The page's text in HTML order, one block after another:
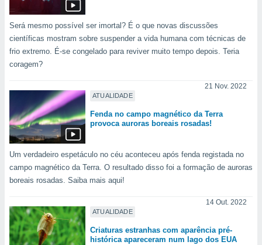
1199
Será mesmo possível ser imortal? É o que novas discussões
científicas mostram sobre suspender a vida humana com técnicas de
frio extremo. É-se congelado para reviver muito tempo depois. Teria
coragem?
ATUALIDADE
21 Nov. 2022
Fenda no campo magnético da Terra
provoca auroras boreais rosadas!
Um verdadeiro espetáculo no céu aconteceu após fenda registada no
campo magnético da Terra. O resultado disso foi a formação de auroras
boreais rosadas. Saiba mais aqui!
ATUALIDADE
14 Out. 2022
Criaturas estranhas com aparência pré-
histórica apareceram num lago dos EUA